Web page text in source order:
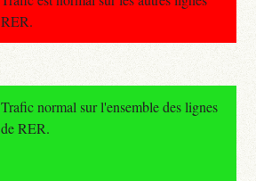
RER.
Trafic normal sur l'ensemble des lignes
de RER.